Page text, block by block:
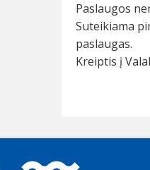
Paslaugos
Suteikiama
paslaugas.
Kreiptis į